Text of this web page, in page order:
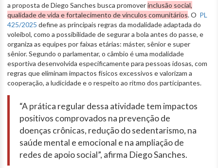
a proposta de Diego Sanches busca promoverinclusão social,
qualidade de vida e fortalecimento de vínculos comunitários. O PL
425/2025 define as principais regras da modalidade adaptada do
voleibol, como a possibilidade de segurar a bola antes do passe, e
organiza as equipes por faixas etárias: máster, sênior e super
sênior. Segundo o parlamentar, o câmbio é uma modalidade
esportiva desenvolvida especificamente para pessoas idosas, com
regras que eliminam impactos físicos excessivos e valorizam a
cooperação, a ludicidade e o respeito ao ritmo dos participantes.
“A prática regular dessa atividade tem impactos
positivos comprovados na prevenção de
doenças crônicas, redução do sedentarismo, na
saúde mental e emocional e na ampliação de
redes de apoio social”, afirma Diego Sanches.